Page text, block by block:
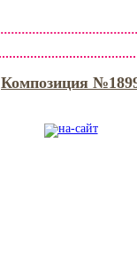
Композиция